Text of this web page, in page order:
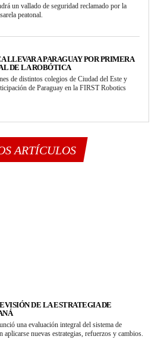
un vallado de seguridad reclamado por la
peatonal.
LLEVAR A PARAGUAY POR PRIMERA
DE LA ROBÓTICA
de distintos colegios de Ciudad del Este y
de Paraguay en la FIRST Robotics
ARTÍCULOS
DE LA ESTRATEGIA DE
una evaluación integral del sistema de
nuevas estrategias, refuerzos y cambios.